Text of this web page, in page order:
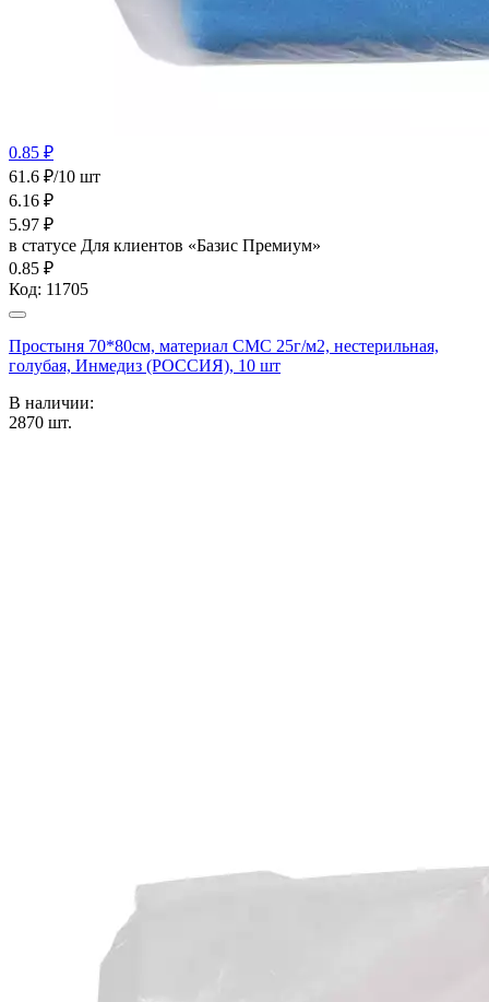
0.85 ₽
61.6 ₽/10 шт
6.16 ₽
5.97 ₽
в статусе Для клиентов «Базис Премиум»
0.85 ₽
Код: 11705
Простыня 70*80см, материал СМС 25г/м2, нестерильная,
голубая, Инмедиз (РОССИЯ), 10 шт
В наличии:
2870 шт.